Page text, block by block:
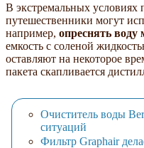
В экстремальных условиях
путешественники могут
например, опреснять воду
емкость с соленой
оставляют на некоторое
пакета скапливается
Очиститель воды
ситуаций
Фильтр Graphair